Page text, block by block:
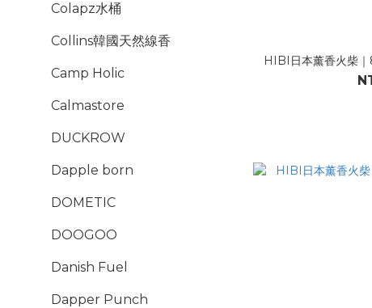
Colapz水桶
Collins韓國天然線香
Camp Holic
Calmastore
DUCKROW
Dapple born
DOMETIC
DOOGOO
Danish Fuel
Dapper Punch
HIBI日本薰香火柴